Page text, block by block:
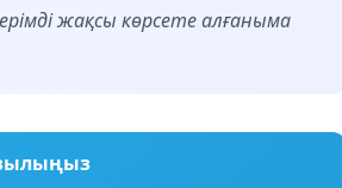
жақсы көрсете алғаныма